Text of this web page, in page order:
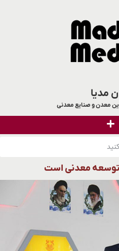
مدیا
معدن و صنایع معدنی
توسعه معدنی است